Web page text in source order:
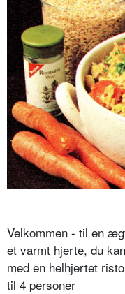
Velkommen - til en
et varmt hjerte, du
med en helhjertet
til 4 personer